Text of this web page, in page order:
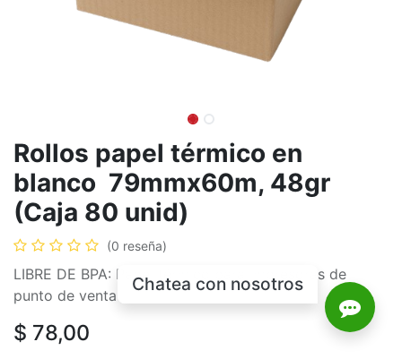
Rollos papel térmico en
blanco 79mmx60m, 48gr
(Caja 80 unid)
(0 reseña)
LIBRE DE BPA: Papel térmico para impresoras de
punto de venta
$ 78,00
Chatea con nosotros